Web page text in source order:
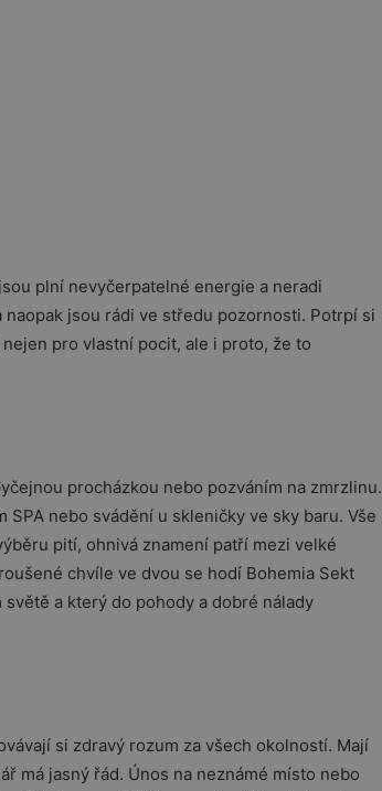
plní nevyčerpatelné energie a neradi
jsou rádi ve středu pozornosti. Potrpí si
pro vlastní pocit, ale i proto, že to
procházkou nebo pozváním na zmrzlinu.
nebo svádění u skleničky ve sky baru. Vše
pití, ohnivá znamení patří mezi velké
chvíle ve dvou se hodí Bohemia Sekt
a který do pohody a dobré nálady
si zdravý rozum za všech okolností. Mají
má jasný řád. Únos na neznámé místo nebo